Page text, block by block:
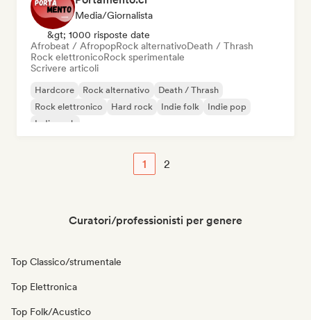
Media/Giornalista
&gt; 1000 risposte date
Afrobeat / AfropopRock alternativoDeath / Thrash
Rock elettronicoRock sperimentale
Scrivere articoli
Hardcore Rock alternativo
Death / Thrash
Rock elettronico
Hard rock Indie folk
Indie pop
Indie rock
1 2
Curatori/professionisti per genere
Top Classico/strumentale
Top Elettronica
Top Folk/Acustico